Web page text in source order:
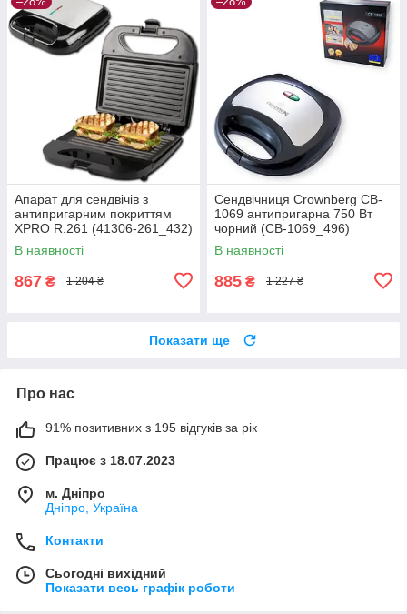
Апарат для сендвічів з
антипригарним покриттям
XPRO R.261 (41306-261_432)
В наявності
867 ₴ 1 204 ₴
Сендвічниця Crownberg CB-
1069 антипригарна 750 Вт
чорний (CB-1069_496)
В наявності
885 ₴ 1 227 ₴
Показати ще
Про нас
91% позитивних з 195 відгуків за рік
Працює з 18.07.2023
м. Дніпро
Дніпро, Україна
Контакти
Сьогодні вихідний
Показати весь графік роботи